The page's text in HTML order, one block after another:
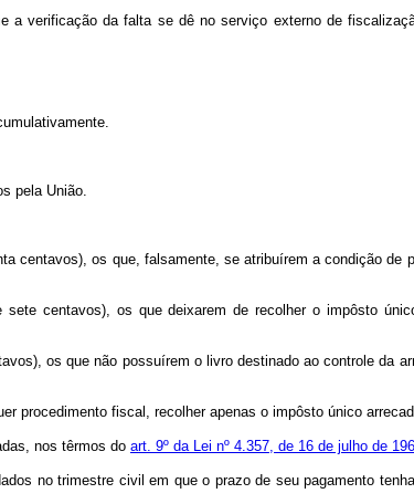
a verificação da falta se dê no serviço externo de
pela União.
os que, falsamente, se atribuírem a condição de
centavos), os que deixarem de recolher o impôsto
os que não possuírem o livro destinado ao controle da
fiscal, recolher apenas o impôsto único
nos têrmos do art. 9º da Lei nº 4.357, de 16 de julho de
no trimestre civil em que o prazo de seu pagamento